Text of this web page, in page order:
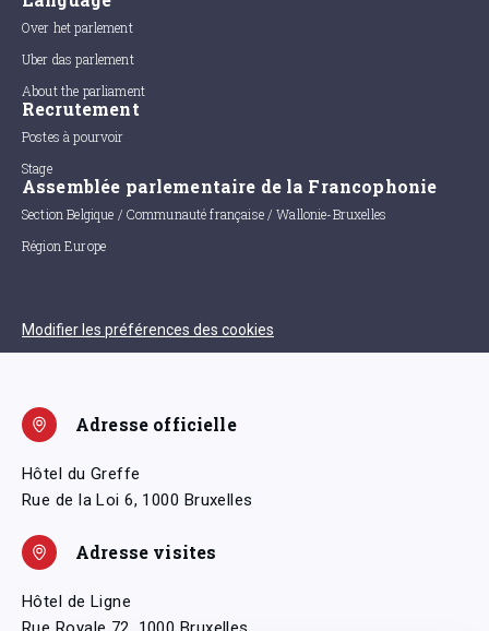
Over het parlement
Uber das parlement
About the parliament
Recrutement
Postes à pourvoir
Stage
Assemblée parlementaire de la Francophonie
Section Belgique / Communauté française / Wallonie-Bruxelles
Région Europe
Modifier les préférences des cookies
Adresse officielle
Hôtel du Greffe
Rue de la Loi 6, 1000 Bruxelles
Adresse visites
Hôtel de Ligne